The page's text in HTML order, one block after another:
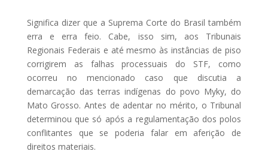
Significa dizer que a Suprema Corte do Brasil também
erra e erra feio. Cabe, isso sim, aos Tribunais
Regionais Federais e até mesmo às instâncias de piso
corrigirem as falhas processuais do STF, como
ocorreu no mencionado caso que discutia a
demarcação das terras indígenas do povo Myky, do
Mato Grosso. Antes de adentar no mérito, o Tribunal
determinou que só após a regulamentação dos polos
conflitantes que se poderia falar em aferição de
direitos materiais.